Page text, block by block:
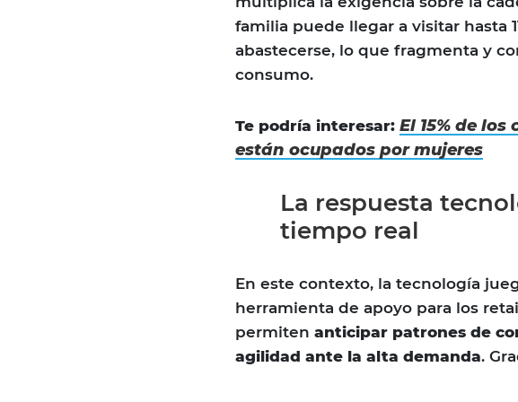
familia puede llegar a visitar hasta
abastecerse, lo que fragmenta y
consumo.
Te podría interesar: El 15% de
están ocupados por mujeres
La respuesta
tiempo real
En este contexto, la tecnología
herramienta de apoyo para los
permiten anticipar patrones de
agilidad ante la alta demanda.